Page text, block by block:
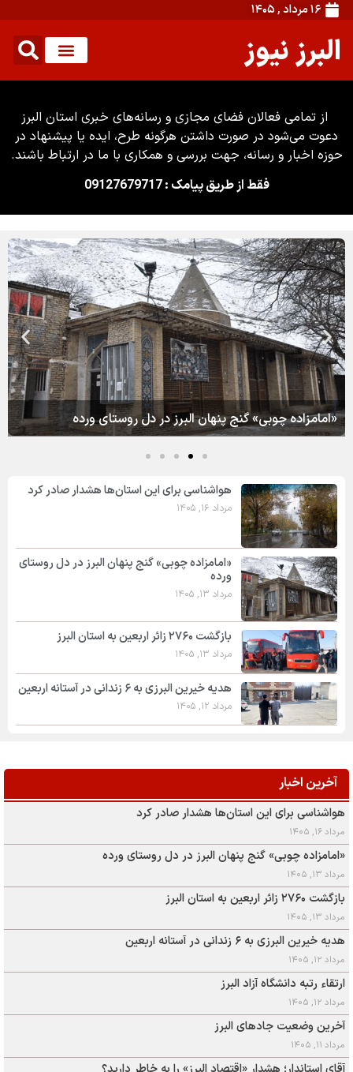
۱۶ مرداد , ۱۴۰۵
البرز نیوز
از تمامی فعالان فضای مجازی و رسانه‌های خبری استان البرز
دعوت می‌شود در صورت داشتن هرگونه طرح، ایده یا پیشنهاد در
حوزه اخبار و رسانه، جهت بررسی و همکاری با ما در ارتباط باشند.
فقط از طریق پیامک : 09127679717
«امامزاده چوبی» گنج پنهان البرز در دل روستای ورده
هواشناسی برای این استان‌ها هشدار صادر کرد
مرداد ۱۶, ۱۴۰۵
«امامزاده چوبی» گنج پنهان البرز در دل روستای
ورده
مرداد ۱۳, ۱۴۰۵
بازگشت ۲۷۶۰ زائر اربعین به استان البرز
مرداد ۱۳, ۱۴۰۵
هدیه خیرین البرزی به ۶ زندانی در آستانه اربعین
مرداد ۱۲, ۱۴۰۵
آخرین اخبار
هواشناسی برای این استان‌ها هشدار صادر کرد
مرداد ۱۶, ۱۴۰۵
«امامزاده چوبی» گنج پنهان البرز در دل روستای ورده
مرداد ۱۳, ۱۴۰۵
بازگشت ۲۷۶۰ زائر اربعین به استان البرز
مرداد ۱۳, ۱۴۰۵
هدیه خیرین البرزی به ۶ زندانی در آستانه اربعین
مرداد ۱۲, ۱۴۰۵
ارتقاء رتبه دانشگاه آزاد البرز
مرداد ۱۲, ۱۴۰۵
آخرین وضعیت جادهای البرز
مرداد ۱۱, ۱۴۰۵
آقای استاندار؛ هشدار «اقتصاد البرز» را به خاطر دارید؟